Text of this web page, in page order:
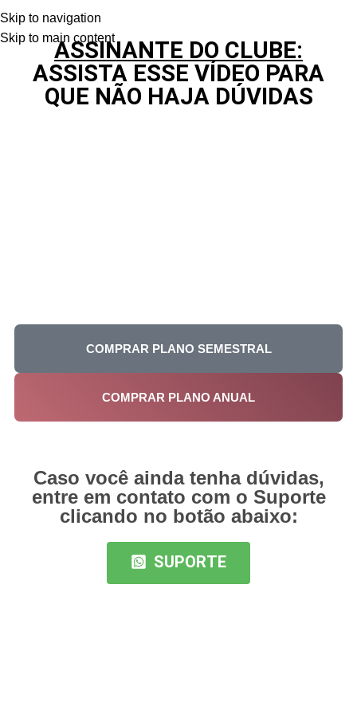
Skip to navigation
Skip to main content
ASSINANTE DO CLUBE:
ASSISTA ESSE VÍDEO PARA
QUE NÃO HAJA DÚVIDAS
COMPRAR PLANO SEMESTRAL
COMPRAR PLANO ANUAL
Caso você ainda tenha dúvidas,
entre em contato com o Suporte
clicando no botão abaixo:
SUPORTE